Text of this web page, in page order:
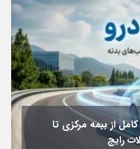
از بیمه مرکزی تا
رایج